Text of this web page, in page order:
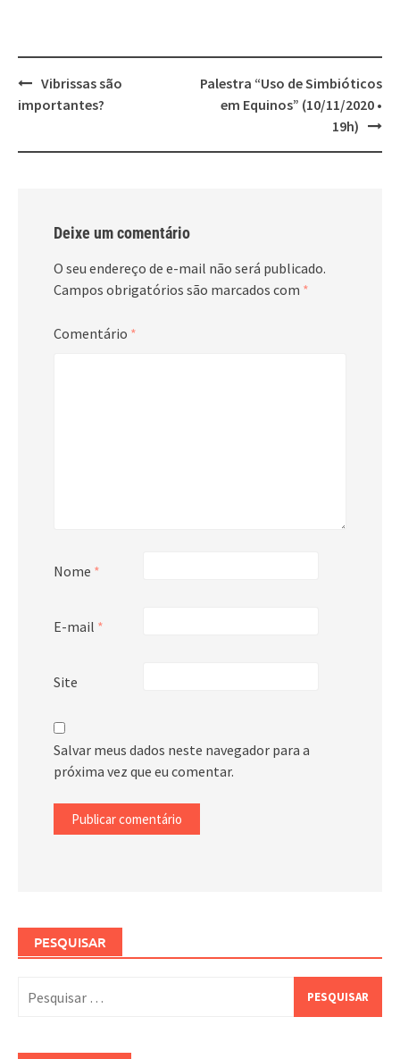
Post
navigation
Vibrissas são
importantes?
Palestra “Uso de Simbióticos
em Equinos” (10/11/2020 •
19h)
Deixe um comentário
O seu endereço de e-mail não será publicado.
Campos obrigatórios são marcados com *
Comentário *
Nome *
E-mail *
Site
Salvar meus dados neste navegador para a
próxima vez que eu comentar.
PESQUISAR
por: